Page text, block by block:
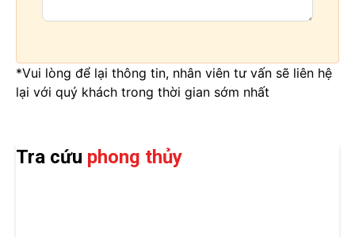
*Vui lòng để lại thông tin, nhân viên tư vấn sẽ liên hệ
lại với quý khách trong thời gian sớm nhất
Tra cứu phong thủy